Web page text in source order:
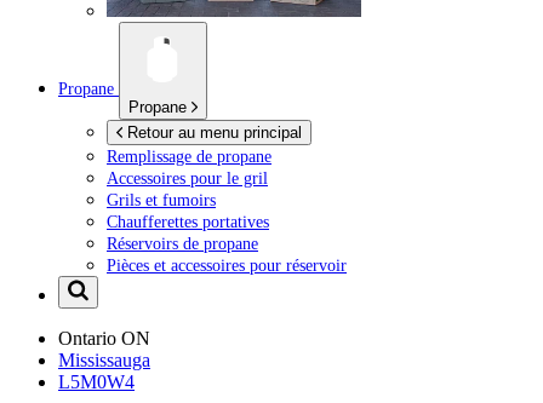
Propane
Propane
Retour au menu principal
Remplissage de propane
Accessoires pour le gril
Grils et fumoirs
Chaufferettes portatives
Réservoirs de propane
Pièces et accessoires pour réservoir
Ontario ON
Mississauga
L5M0W4